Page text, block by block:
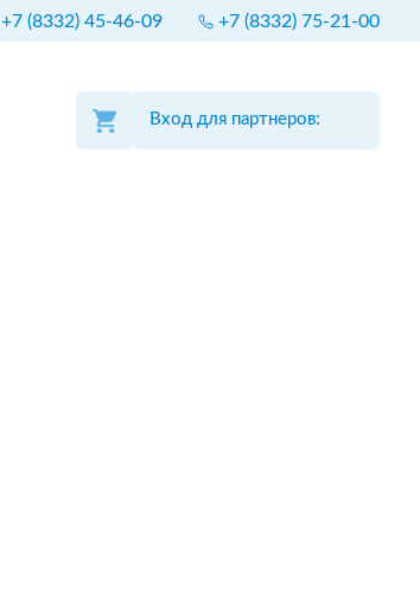
+7 (8332) 45-46-09 +7 (8332) 75-21-00
Вход для партнеров: